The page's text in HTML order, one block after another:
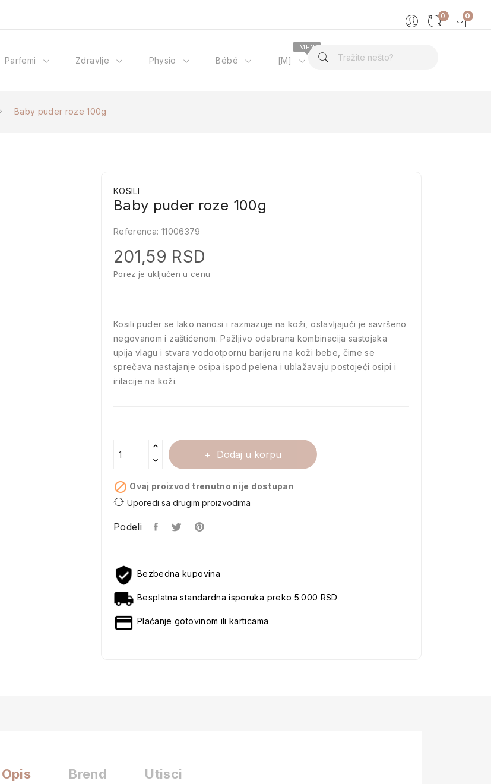
0
0
Parfemi Zdravlje Physio Bébé [M]
MEN
O nama
Baby puder roze 100g
KOSILI
Baby puder roze 100g
Referenca: 11006379
201,59 RSD
Porez je uključen u cenu
Kosili puder se lako nanosi i razmazuje na koži, ostavljajući je savršeno
negovanom i zaštićenom. Pažljivo odabrana kombinacija sastojaka
upija vlagu i stvara vodootpornu barijeru na koži bebe, čime se
sprečava nastajanje osipa ispod pelena i ublažavaju postojeći osipi i
iritacije na koži.
Dodaj u korpu
 Ovaj proizvod trenutno nije dostupan
Uporedi sa drugim proizvodima
Podeli
Bezbedna kupovina
Besplatna standardna isporuka preko 5.000 RSD
Plaćanje gotovinom ili karticama
Opis Brend Utisci